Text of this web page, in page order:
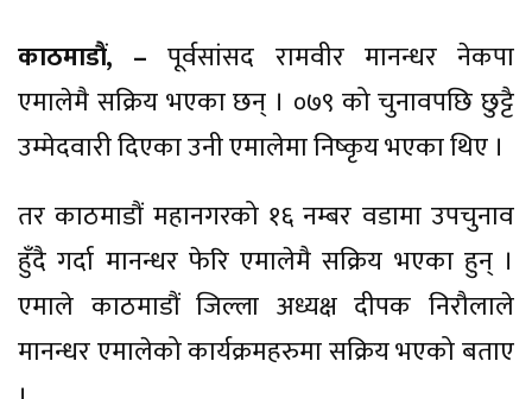
काठमाडौं, –पूर्वसांसद रामवीर मानन्धर नेकपा
एमालेमै सक्रिय भएका छन् । ०७९ को चुनावपछि छुट्टै
उम्मेदवारी दिएका उनी एमालेमा निष्कृय भएका थिए ।
तर काठमाडौं महानगरको १६ नम्बर वडामा उपचुनाव
हुँदै गर्दा मानन्धर फेरि एमालेमै सक्रिय भएका हुन् ।
एमाले काठमाडौं जिल्ला अध्यक्ष दीपक निरौलाले
मानन्धर एमालेको कार्यक्रमहरुमा सक्रिय भएको बताए